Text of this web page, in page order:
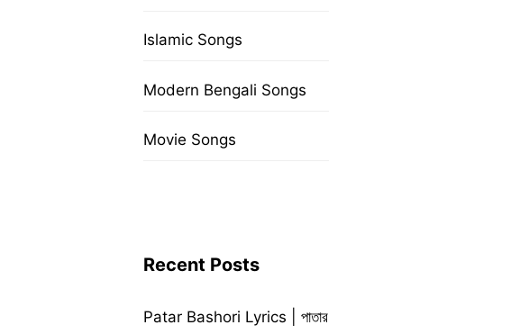
Islamic Songs
Modern Bengali Songs
Movie Songs
Recent Posts
Patar Bashori Lyrics | পাতার